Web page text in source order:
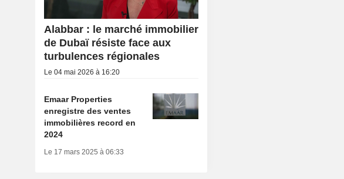
Alabbar : le marché immobilier
de Dubaï résiste face aux
turbulences régionales
Le 04 mai 2026 à 16:20
Emaar Properties
enregistre des ventes
immobilières record en
2024
Le 17 mars 2025 à 06:33